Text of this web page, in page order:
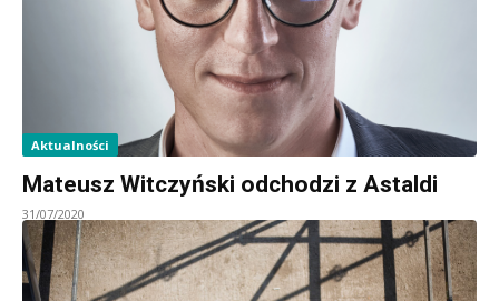
Aktualności
Mateusz Witczyński odchodzi z Astaldi
31/07/2020